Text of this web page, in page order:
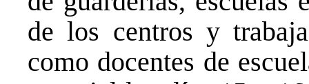
de los centros y
como docentes de